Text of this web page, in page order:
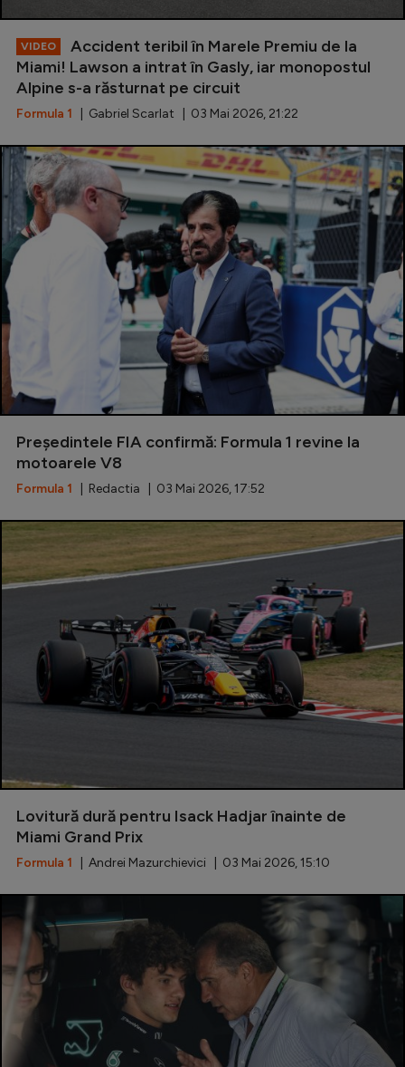
VIDEO
Accident teribil în Marele Premiu de la
Miami! Lawson a intrat în Gasly, iar monopostul
Alpine s-a răsturnat pe circuit
Formula 1 | Gabriel Scarlat | 03 Mai 2026, 21:22
Președintele FIA confirmă: Formula 1 revine la
motoarele V8
Formula 1 | Redactia | 03 Mai 2026, 17:52
Lovitură dură pentru Isack Hadjar înainte de
Miami Grand Prix
Formula 1 | Andrei Mazurchievici | 03 Mai 2026, 15:10